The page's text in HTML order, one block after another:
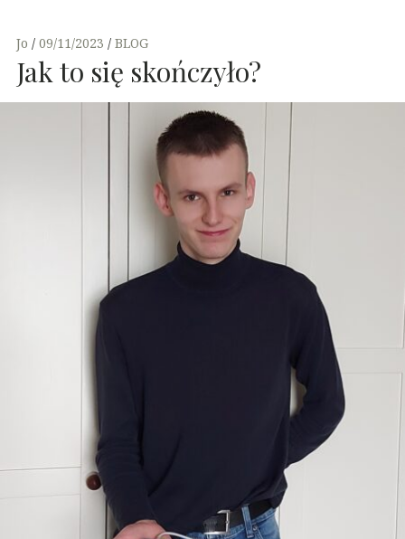
Jo 09/11/2023 BLOG
Jak to się skończyło?